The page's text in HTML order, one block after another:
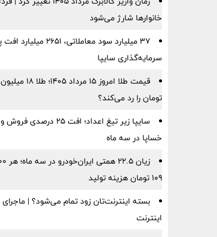
خانوارها شارژ می‌شود
۳۷ میلیارد سود معاملاتی،
سرمایه‌گذاری سایپا
تومان را رد می‌کند؟
خساپا در سه ماه
۱۰۹ تومان هزینه تولید
بسته اینترنت‌تان زود تمام می‌شود؟ |
اینترنت